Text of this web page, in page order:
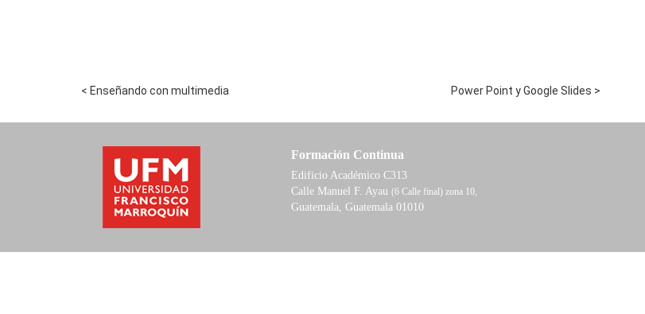
< Enseñando con multimedia Power Point y Google Slides >
Formación Continua
Edificio Académico C313
Calle Manuel F. Ayau (6 Calle final) zona 10,
Guatemala, Guatemala 01010